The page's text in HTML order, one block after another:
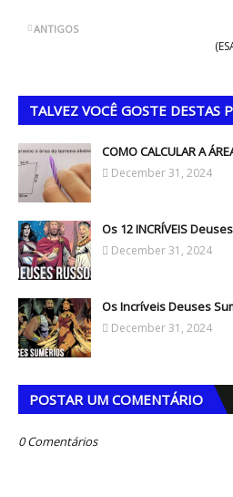
ANTIGOS
TALVEZ VOCÊ GOSTE DESTAS
COMO CALCULAR A
December 31, 2024
Os 12 INCRÍVEIS
December 31, 2024
Os Incríveis Deuses
December 31, 2024
POSTAR UM COMENTÁRIO
0 Comentários